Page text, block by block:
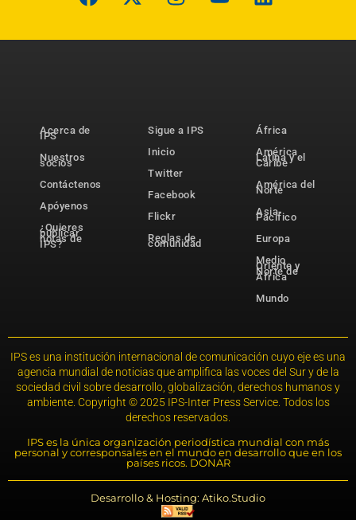
Acerca de
IPS
Nuestros
socios
Contáctenos
Apóyenos
¿Quieres
publicar
notas de
IPS?
Sigue a IPS
Inicio
Twitter
Facebook
Flickr
Reglas de
comunidad
África
América
Latina y el
Caribe
América del
Norte
Asia-
Pacífico
Europa
Medio
Oriente y
Norte de
África
Mundo
IPS es una institución internacional de comunicación cuyo eje es una
agencia mundial de noticias que amplifica las voces del Sur y de la
sociedad civil sobre desarrollo, globalización, derechos humanos y
ambiente. Copyright © 2025 IPS-Inter Press Service. Todos los
derechos reservados.
IPS es la única organización periodística mundial con más
personal y corresponsales en el mundo en desarrollo que en los
países ricos. DONAR
Desarrollo & Hosting: Atiko.Studio